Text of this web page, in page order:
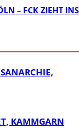
– FCK ZIEHT INS
KAMMGARN